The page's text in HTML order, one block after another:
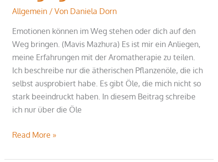
Allgemein / Von Daniela Dorn
Emotionen können im Weg stehen oder dich auf den
Weg bringen. (Mavis Mazhura) Es ist mir ein Anliegen,
meine Erfahrungen mit der Aromatherapie zu teilen.
Ich beschreibe nur die ätherischen Pflanzenöle, die ich
selbst ausprobiert habe. Es gibt Öle, die mich nicht so
stark beeindruckt haben. In diesem Beitrag schreibe
ich nur über die Öle
Read More »